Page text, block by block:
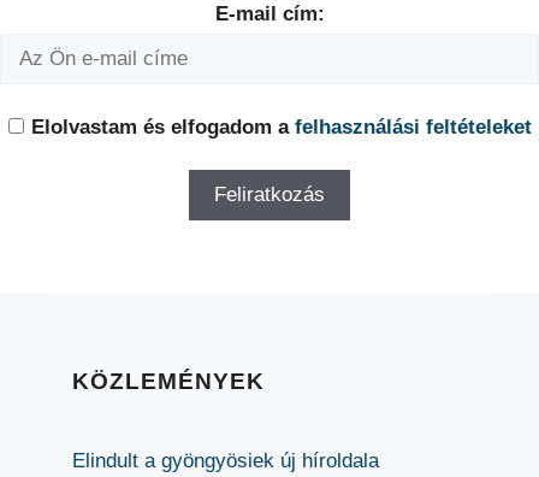
E-mail cím:
Elolvastam és elfogadom a felhasználási feltételeket
KÖZLEMÉNYEK
Elindult a gyöngyösiek új híroldala